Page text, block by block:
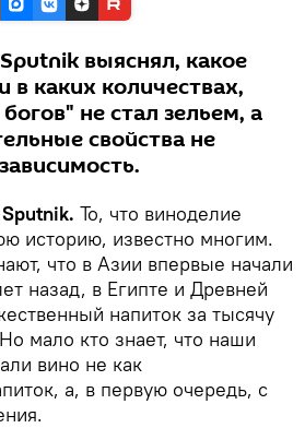
выяснял, какое
в каких количествах,
не стал зельем, а
свойства не
То, что виноделие
историю, известно многим.
что в Азии впервые начали
назад, в Египте и Древней
напиток за тысячу
мало кто знает, что наши
вино не как
а, в первую очередь, с